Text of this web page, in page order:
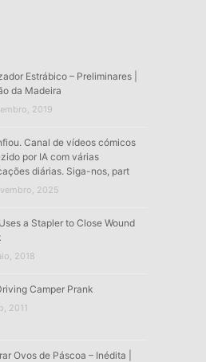
Estrábico – Preliminares |
da Madeira
2019
Canal de vídeos cómicos
por IA com várias
diárias. Siga-nos, part
2025
a Stapler to Close Wound
2018
Camper Prank
2011
Ovos de Páscoa – Inédita |